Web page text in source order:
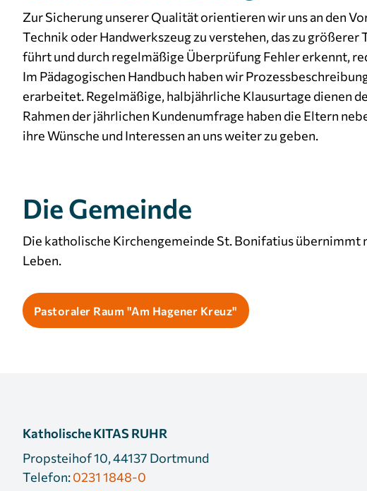
Zur Sicherung unserer Qualität orientieren wir uns an den
Technik oder Handwerkszeug zu verstehen, das zu
führt und durch regelmäßige Überprüfung Fehler erkennt,
Im Pädagogischen Handbuch haben wir
erarbeitet. Regelmäßige, halbjährliche Klausurtage dienen
Rahmen der jährlichen Kundenumfrage haben die Eltern
ihre Wünsche und Interessen an uns weiter zu geben.
Die Gemeinde
Die katholische Kirchengemeinde St. Bonifatius übernimmt
Leben.
Pastoraler Raum "Am Hagener Kreuz"
Katholische KITAS RUHR
Propsteihof 10, 44137 Dortmund
Telefon:0231 1848-0